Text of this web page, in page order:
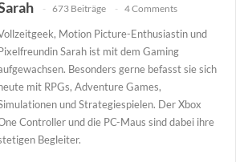
673 Beiträge 4 Comments
Motion Picture-Enthusiastin und
Sarah ist mit dem Gaming
Besonders gerne befasst sie sich
mit RPGs, Adventure Games,
und Strategiespielen. Der Xbox
Controller und die PC-Maus sind dabei ihre
Begleiter.